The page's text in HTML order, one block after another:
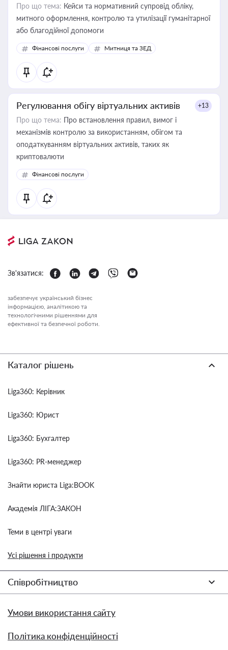
Про що тема: Кейси та нормативний супровід обліку,
митного оформлення, контролю та утилізації гуманітарної
або благодійної допомоги
Фінансові послуги Митниця та ЗЕД
Регулювання обігу віртуальних активів +13
Про що тема: Про встановлення правил, вимог і
механізмів контролю за використанням, обігом та
оподаткуванням віртуальних активів, таких як
криптовалюти
Фінансові послуги
Зв'язатися:
забезпечує український бізнес
інформацією, аналітикою та
технологічними рішеннями для
ефективної та безпечної роботи.
Каталог рішень
Liga360: Керівник
Liga360: Юрист
Liga360: Бухгалтер
Liga360: PR-менеджер
Знайти юриста Liga:BOOK
Академія ЛІГА:ЗАКОН
Теми в центрі уваги
Усі рішення і продукти
Співробітництво
Умови використання сайту
Політика конфіденційності